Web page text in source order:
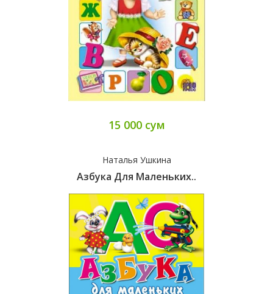
15 000 сум
Наталья Ушкина
Азбука Для Маленьких..